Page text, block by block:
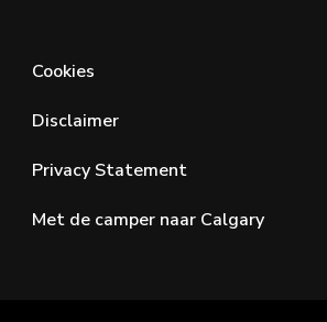
Cookies
Disclaimer
Privacy Statement
Met de camper naar Calgary